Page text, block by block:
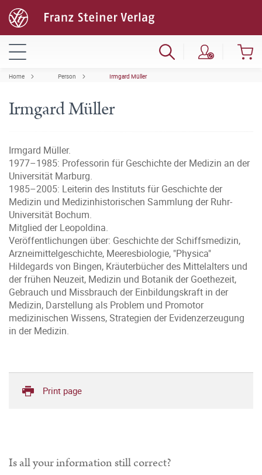
Home Person Irmgard Müller
Irmgard Müller
Irmgard Müller.
1977–1985: Professorin für Geschichte der Medizin an der
Universität Marburg.
1985–2005: Leiterin des Instituts für Geschichte der
Medizin und Medizinhistorischen Sammlung der Ruhr-
Universität Bochum.
Mitglied der Leopoldina.
Veröffentlichungen über: Geschichte der Schiffsmedizin,
Arzneimittelgeschichte, Meeresbiologie, "Physica"
Hildegards von Bingen, Kräuterbücher des Mittelalters und
der frühen Neuzeit, Medizin und Botanik der Goethezeit,
Gebrauch und Missbrauch der Einbildungskraft in der
Medizin, Darstellung als Problem und Promotor
medizinischen Wissens, Strategien der Evidenzerzeugung
in der Medizin.
Print page
Is all your information still correct?